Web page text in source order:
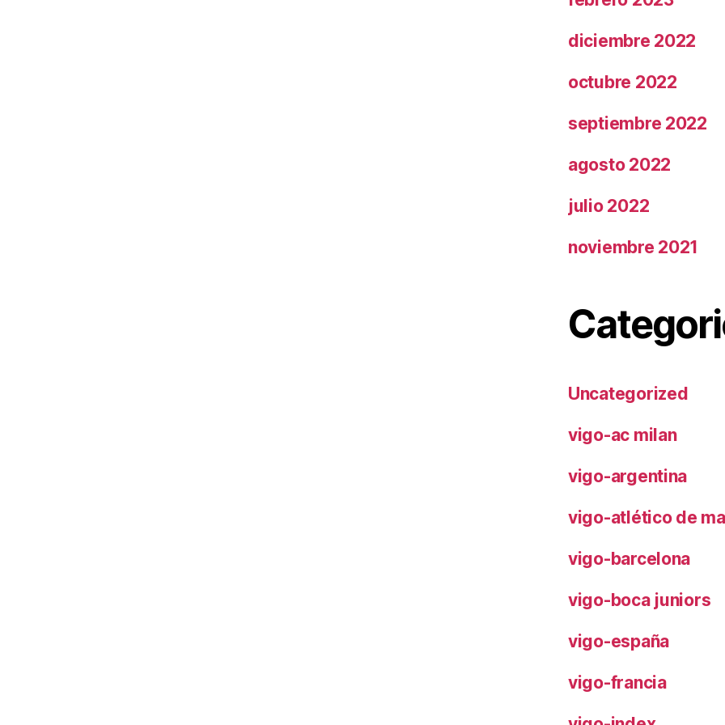
diciembre 2022
octubre 2022
septiembre 2022
agosto 2022
julio 2022
noviembre 2021
Uncategorized
vigo-ac milan
vigo-argentina
vigo-atlético de
vigo-barcelona
vigo-boca juniors
vigo-españa
vigo-francia